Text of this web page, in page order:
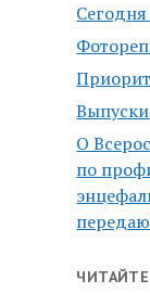
Выпуски
О
по